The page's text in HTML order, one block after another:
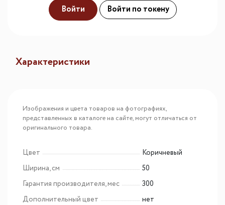
Войти Войти по токену
Характеристики
Изображения и цвета товаров на фотографиях,
представленных в каталоге на сайте, могут отличаться от
оригинального товара.
Цвет
Коричневый
Ширина, см
50
Гарантия производителя, мес
300
Дополнительный цвет
нет